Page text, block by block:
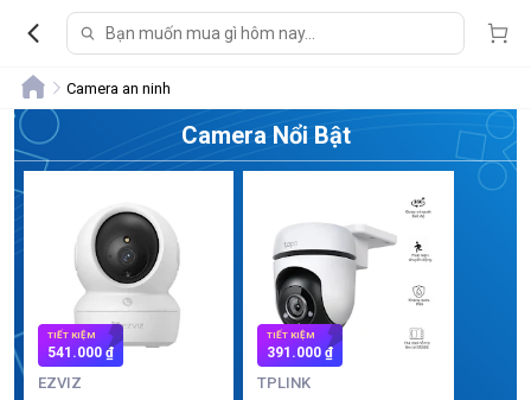
Camera an ninh
Camera Nổi Bật
TIẾT KIỆM
541.000 ₫
EZVIZ
TIẾT KIỆM
391.000 ₫
TPLINK